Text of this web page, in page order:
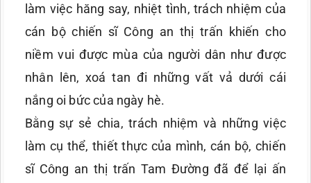
làm việc hăng say, nhiệt tình, trách nhiệm của
cán bộ chiến sĩ Công an thị trấn khiến cho
niềm vui được mùa của người dân như được
nhân lên, xoá tan đi những vất vả dưới cái
nắng oi bức của ngày hè.
Bằng sự sẻ chia, trách nhiệm và những việc
làm cụ thể, thiết thực của mình, cán bộ, chiến
sĩ Công an thị trấn Tam Đường đã để lại ấn